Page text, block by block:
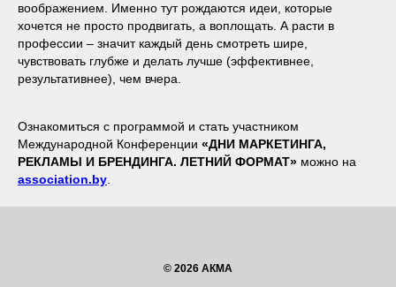
воображением. Именно тут рождаются идеи, которые
хочется не просто продвигать, а воплощать. А расти в
профессии – значит каждый день смотреть шире,
чувствовать глубже и делать лучше (эффективнее,
результативнее), чем вчера.
Ознакомиться с программой и стать участником
Международной Конференции «ДНИ МАРКЕТИНГА,
РЕКЛАМЫ И БРЕНДИНГА. ЛЕТНИЙ ФОРМАТ» можно на
association.by
© 2026 АКМА